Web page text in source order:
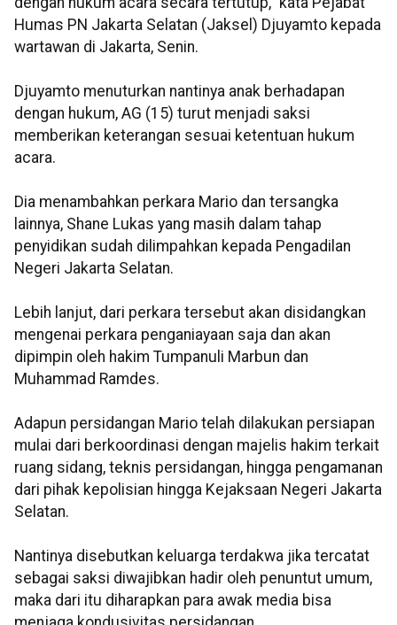
Humas PN Jakarta Selatan (Jaksel) Djuyamto kepada
wartawan di Jakarta, Senin.
Djuyamto menuturkan nantinya anak berhadapan
dengan hukum, AG (15) turut menjadi saksi
memberikan keterangan sesuai ketentuan hukum
acara.
Dia menambahkan perkara Mario dan tersangka
lainnya, Shane Lukas yang masih dalam tahap
penyidikan sudah dilimpahkan kepada Pengadilan
Negeri Jakarta Selatan.
Lebih lanjut, dari perkara tersebut akan disidangkan
mengenai perkara penganiayaan saja dan akan
dipimpin oleh hakim Tumpanuli Marbun dan
Muhammad Ramdes.
Adapun persidangan Mario telah dilakukan persiapan
mulai dari berkoordinasi dengan majelis hakim terkait
ruang sidang, teknis persidangan, hingga pengamanan
dari pihak kepolisian hingga Kejaksaan Negeri Jakarta
Selatan.
Nantinya disebutkan keluarga terdakwa jika tercatat
sebagai saksi diwajibkan hadir oleh penuntut umum,
maka dari itu diharapkan para awak media bisa